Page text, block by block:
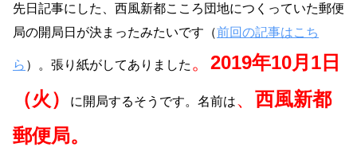
先日記事にした、西風新都こころ団地につくっていた郵便
局の開局日が決まったみたいです（前回の記事はこち
ら ）。張り紙がしてありました 。 2019年10月1日
（火）
に開局するそうです。名前は、 西風新都
郵便局。